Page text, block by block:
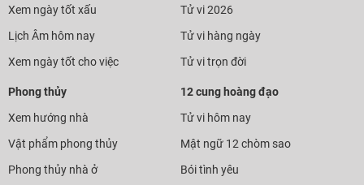
Xem ngày tốt xấu
Lịch Âm hôm nay
Xem ngày tốt cho việc
Tử vi 2026
Tử vi hàng ngày
Tử vi trọn đời
Phong thủy
Xem hướng nhà
Vật phẩm phong thủy
Phong thủy nhà ở
12 cung hoàng đạo
Tử vi hôm nay
Mật ngữ 12 chòm sao
Bói tình yêu